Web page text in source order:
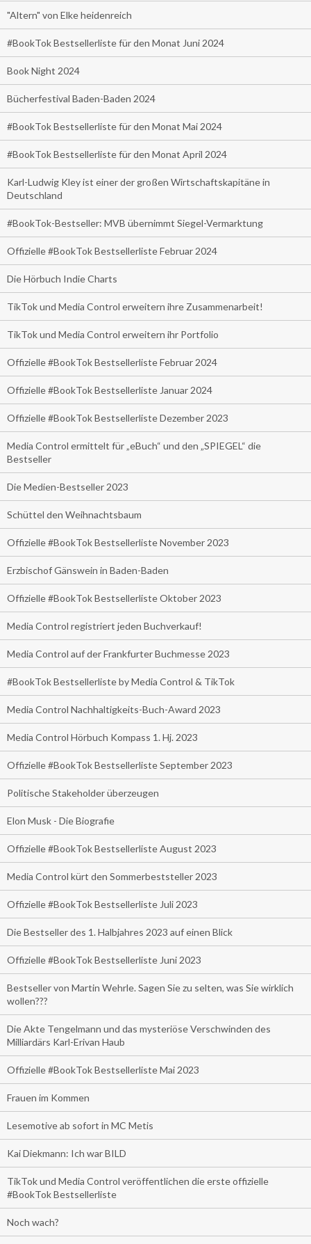
"Altern" von Elke heidenreich
#BookTok Bestsellerliste für den Monat Juni 2024
Book Night 2024
Bücherfestival Baden-Baden 2024
#BookTok Bestsellerliste für den Monat Mai 2024
#BookTok Bestsellerliste für den Monat April 2024
Karl-Ludwig Kley ist einer der großen Wirtschaftskapitäne in
Deutschland
#BookTok-Bestseller: MVB übernimmt Siegel-Vermarktung
Offizielle #BookTok Bestsellerliste Februar 2024
Die Hörbuch Indie Charts
TikTok und Media Control erweitern ihre Zusammenarbeit!
TikTok und Media Control erweitern ihr Portfolio
Offizielle #BookTok Bestsellerliste Februar 2024
Offizielle #BookTok Bestsellerliste Januar 2024
Offizielle #BookTok Bestsellerliste Dezember 2023
Media Control ermittelt für „eBuch“ und den „SPIEGEL“ die
Bestseller
Die Medien-Bestseller 2023
Schüttel den Weihnachtsbaum
Offizielle #BookTok Bestsellerliste November 2023
Erzbischof Gänswein in Baden-Baden
Offizielle #BookTok Bestsellerliste Oktober 2023
Media Control registriert jeden Buchverkauf!
Media Control auf der Frankfurter Buchmesse 2023
#BookTok Bestsellerliste by Media Control & TikTok
Media Control Nachhaltigkeits-Buch-Award 2023
Media Control Hörbuch Kompass 1. Hj. 2023
Offizielle #BookTok Bestsellerliste September 2023
Politische Stakeholder überzeugen
Elon Musk - Die Biografie
Offizielle #BookTok Bestsellerliste August 2023
Media Control kürt den Sommerbeststeller 2023
Offizielle #BookTok Bestsellerliste Juli 2023
Die Bestseller des 1. Halbjahres 2023 auf einen Blick
Offizielle #BookTok Bestsellerliste Juni 2023
Bestseller von Martin Wehrle. Sagen Sie zu selten, was Sie wirklich
wollen???
Die Akte Tengelmann und das mysteriöse Verschwinden des
Milliardärs Karl-Erivan Haub
Offizielle #BookTok Bestsellerliste Mai 2023
Frauen im Kommen
Lesemotive ab sofort in MC Metis
Kai Diekmann: Ich war BILD
TikTok und Media Control veröffentlichen die erste offizielle
#BookTok Bestsellerliste
Noch wach?